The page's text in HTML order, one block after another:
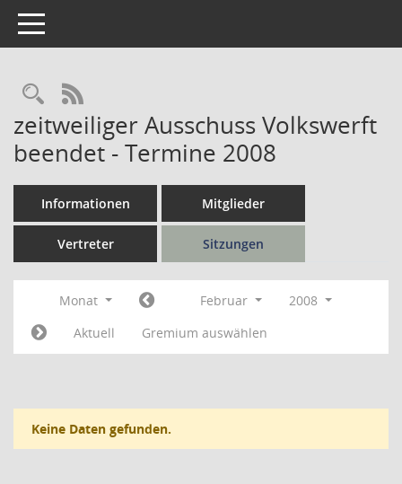
Toggle navigation
Rechercheauswahl
RSS-Feed
zeitweiliger Ausschuss Volkswerft
beendet - Termine 2008
Informationen Mitglieder
Vertreter Sitzungen
Monat Februar
2008
Aktuell
Gremium auswählen
Keine Daten gefunden.